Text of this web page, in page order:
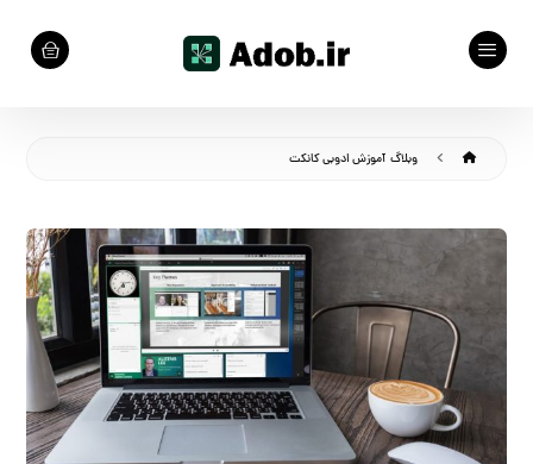
وبلاگ آموزش ادوبی کانکت